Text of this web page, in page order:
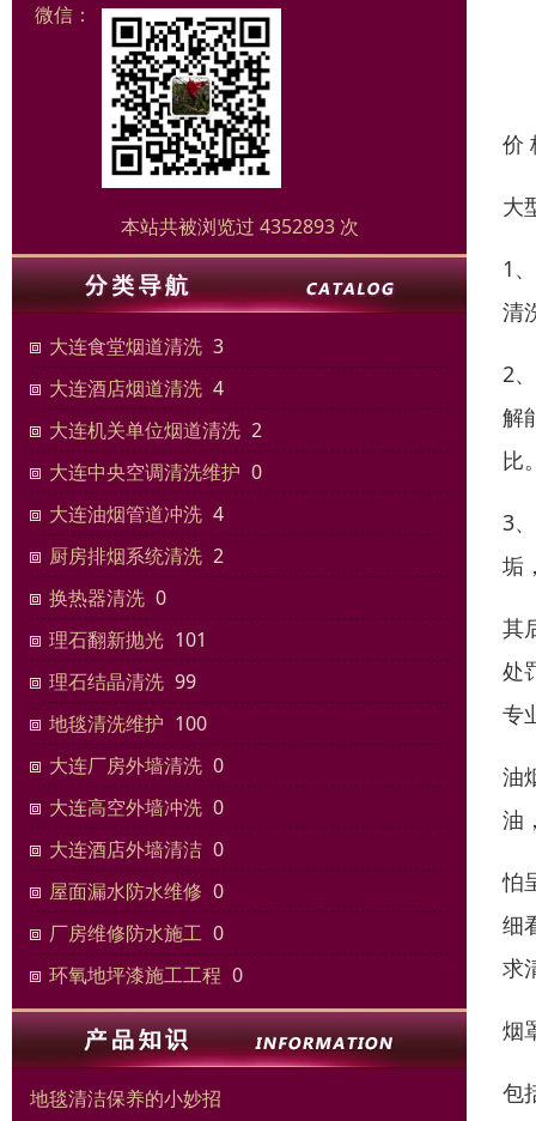
微信：
本站共被浏览过 4352893 次
大连食堂烟道清洗 3
大连酒店烟道清洗 4
大连机关单位烟道清洗 2
大连中央空调清洗维护 0
大连油烟管道冲洗 4
厨房排烟系统清洗 2
换热器清洗 0
理石翻新抛光 101
理石结晶清洗 99
地毯清洗维护 100
大连厂房外墙清洗 0
大连高空外墙冲洗 0
大连酒店外墙清洁 0
屋面漏水防水维修 0
厂房维修防水施工 0
环氧地坪漆施工工程 0
地毯清洁保养的小妙招
价
大
1
清
2
解
比
3
垢
其
处
专
油
油
怕
细
求
烟
包